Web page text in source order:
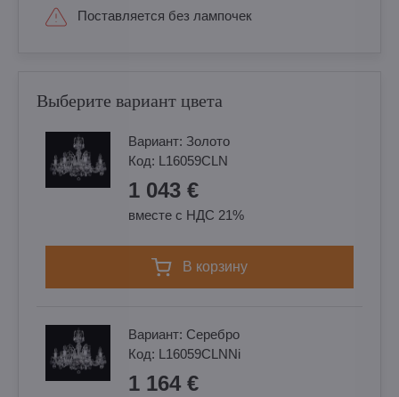
Поставляется без лампочек
Выберите вариант цвета
Вариант: Золотo
Код: L16059CLN
1 043 €
вместе с НДС 21%
в корзину
Вариант: Cеребро
Код: L16059CLNNi
1 164 €